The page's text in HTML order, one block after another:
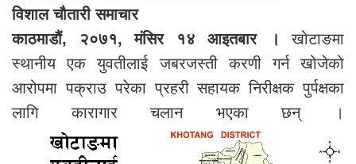
विशाल चौतारी समाचार
काठमाडौं, २०७१, मंसिर १४ आइतबार ।
खोटाङमा
स्थानीय एक युवतीलाई जबरजस्ती करणी गर्न खोजेको
आरोपमा पक्राउ परेका प्रहरी सहायक निरीक्षक पुर्पक्षका
लागि कारागार चलान भएका छन् ।